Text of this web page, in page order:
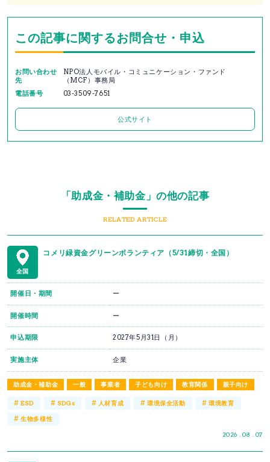
この記事に関するお問合せ・申込
お問い合わせ
先
NPO法人モバイル・コミュニケーション・ファンド
（MCF）事務局
電話番号
03-3509-7651
公式サイト
「助成金・補助金」の他の記事
RELATED ARTICLE
全国
コメリ緑資金グリーンボランティア（5/31締切・全国）
助成金・補助金 一般 事業者 子ども向け 教育関係 親子向け
2026 . 08 . 07
開催日・期間 ー
開催時間 ー
申込期限 2027年5月31日（月）
実施主体 企業
#ESD # SDGs # 人材育成 # 環境保全活動 #環境教育
#生物多様性